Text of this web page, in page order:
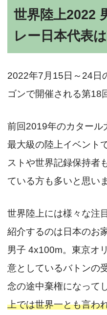
世界陸上2022
レー日本代表
2022年7月15日～24日
ゴンで開催される第18
前回2019年のカタール
最大級の陸上イベント
ストや世界記録保持者
ている方も多いと思い
世界陸上には様々な注
紹介するのは日本のお
男子 4x100m。東京オ
意としているバトンの
念の途中棄権になって
上では世界一とも言わ